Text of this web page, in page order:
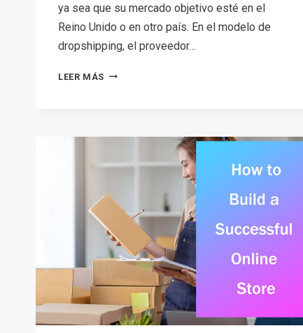
ya sea que su mercado objetivo esté en el
Reino Unido o en otro país. En el modelo de
dropshipping, el proveedor…
LEER MÁS THE
IN